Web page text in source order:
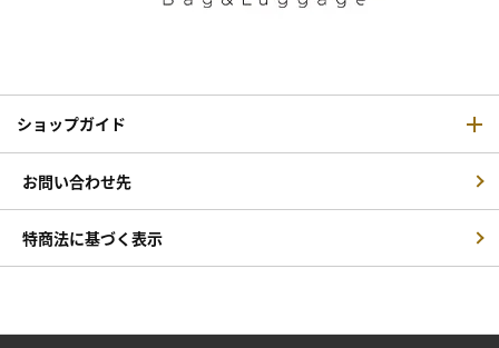
ショップガイド
お問い合わせ先
特商法に基づく表示